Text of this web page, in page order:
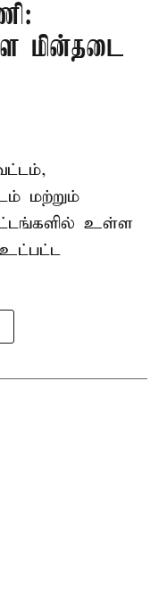
மின்தடை
மற்றும்
உள்ள